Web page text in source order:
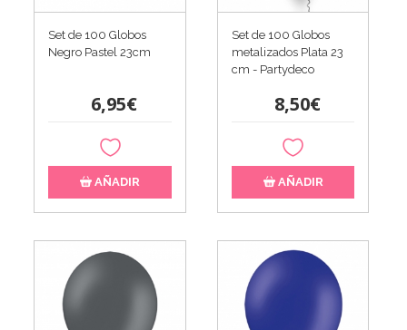
Set de 100 Globos
Negro Pastel 23cm
6,95€
AÑADIR
Set de 100 Globos
metalizados Plata 23
cm - Partydeco
8,50€
AÑADIR